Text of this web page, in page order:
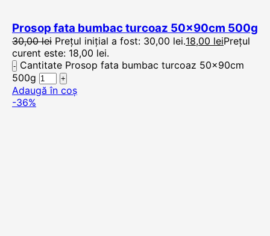
Prosop fata bumbac turcoaz 50x90cm 500g
30,00lei Prețul inițial a fost: 30,00 lei.18,00 leiPrețul
curent este: 18,00 lei.
Cantitate Prosop fata bumbac turcoaz 50x90cm
500g
Adaugă în coș
-36%